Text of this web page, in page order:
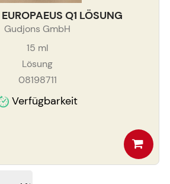
Q1 LÖSUNG
Gudjons GmbH
15 ml
Lösung
08198711
Verfügbarkeit